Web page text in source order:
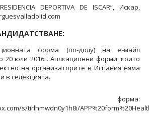
DEPORTIVA DE ISCAR”, Искар,
форма (по-долу) на е-майл
20 юли 2016г. Аплкационни форми, които
на организаторите в Испания няма
в селекцията.
форма:
s/tirlhmwdn0y1h8i/